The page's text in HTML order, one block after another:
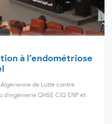
à l’endométriose
de Lutte contre
d'ingénierie QHSE CIQ ENP et